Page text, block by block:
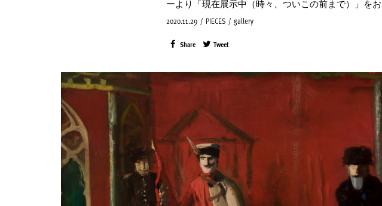
ーより「現在展示中（時々、ついこの前まで）」をお
2020.11.29 / PIECES / gallery
Share Tweet